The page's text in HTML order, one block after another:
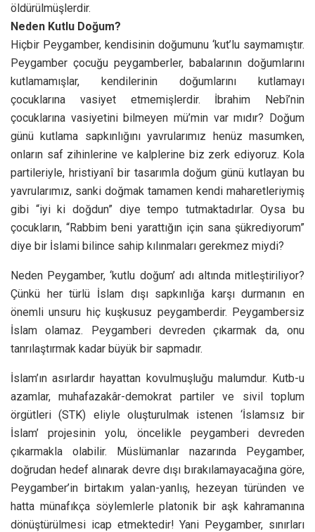
öldürülmüşlerdir.
Neden Kutlu Doğum?
Hiçbir Peygamber, kendisinin doğumunu ‘kut’lu saymamıştır.
Peygamber çocuğu peygamberler, babalarının doğumlarını
kutlamamışlar, kendilerinin doğumlarını kutlamayı
çocuklarına vasiyet etmemişlerdir. İbrahim Nebî’nin
çocuklarına vasiyetini bilmeyen mü’min var mıdır? Doğum
günü kutlama sapkınlığını yavrularımız henüz masumken,
onların saf zihinlerine ve kalplerine biz zerk ediyoruz. Kola
partileriyle, hristiyanî bir tasarımla doğum günü kutlayan bu
yavrularımız, sanki doğmak tamamen kendi maharetleriymiş
gibi “iyi ki doğdun” diye tempo tutmaktadırlar. Oysa bu
çocukların, “Rabbim beni yarattığın için sana şükrediyorum”
diye bir İslami bilince sahip kılınmaları gerekmez miydi?
Neden Peygamber, ‘kutlu doğum’ adı altında mitleştiriliyor?
Çünkü her türlü İslam dışı sapkınlığa karşı durmanın en
önemli unsuru hiç kuşkusuz peygamberdir. Peygambersiz
İslam olamaz. Peygamberi devreden çıkarmak da, onu
tanrılaştırmak kadar büyük bir sapmadır.
İslam’ın asırlardır hayattan kovulmuşluğu malumdur. Kutb-u
azamlar, muhafazakâr-demokrat partiler ve sivil toplum
örgütleri (STK) eliyle oluşturulmak istenen ‘İslamsız bir
İslam’ projesinin yolu, öncelikle peygamberi devreden
çıkarmakla olabilir. Müslümanlar nazarında Peygamber,
doğrudan hedef alınarak devre dışı bırakılamayacağına göre,
Peygamber’in birtakım yalan-yanlış, hezeyan türünden ve
hatta münafıkça söylemlerle platonik bir aşk kahramanına
dönüştürülmesi icap etmektedir! Yani Peygamber, sınırları